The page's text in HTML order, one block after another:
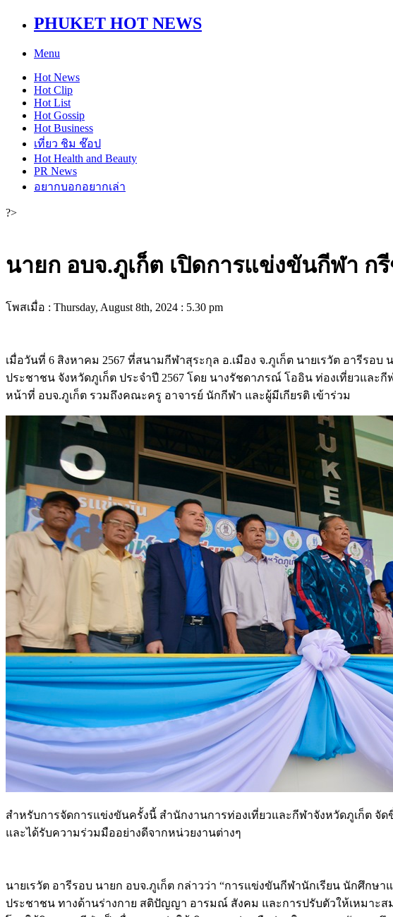
PHUKET HOT NEWS
Menu
Hot News
Hot Clip
Hot List
Hot Gossip
Hot Business
เที่ยว ชิม ช๊อป
Hot Health and Beauty
PR News
อยากบอกอยากเล่า
?>
นายก อบจ.ภูเก็ต เปิดการแข่งขันกีฬา ก
โพสเมื่อ : Thursday, August 8th, 2024 : 5.30 pm
เมื่อวันที่ 6 สิงหาคม 2567 ที่สนามกีฬาสุระกุล อ.เมือง จ.ภูเก็ต นายเรวัต อารีร
ประชาชน จังหวัดภูเก็ต ประจำปี 2567 โดย นางรัชดาภรณ์ โออิน ท่องเที่ยวแล
หน้าที่ อบจ.ภูเก็ต รวมถึงคณะครู อาจารย์ นักกีฬา และผู้มีเกียรติ เข้าร่วม
สำหรับการจัดการแข่งขันครั้งนี้ สำนักงานการท่องเที่ยวและกีฬาจังหวัดภูเก็ต
และได้รับความร่วมมืออย่างดีจากหน่วยงานต่างๆ
นายเรวัต อารีรอบ นายก อบจ.ภูเก็ต กล่าวว่า “การแข่งขันกีฬานักเรียน นักศึก
ประชาชน ทางด้านร่างกาย สติปัญญา อารมณ์ สังคม และการปรับตัวให้เหมา